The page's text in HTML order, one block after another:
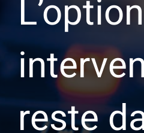
reste